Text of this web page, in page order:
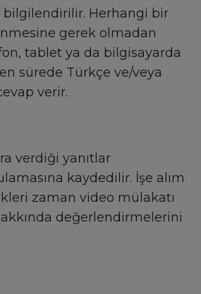
bilgilendirilir. Herhangi bir
gerek olmadan
tablet ya da bilgisayarda
sürede Türkçe ve/veya
verir.
verdiği yanıtlar
kaydedilir. İşe alım
zaman video mülakatı
değerlendirmelerini